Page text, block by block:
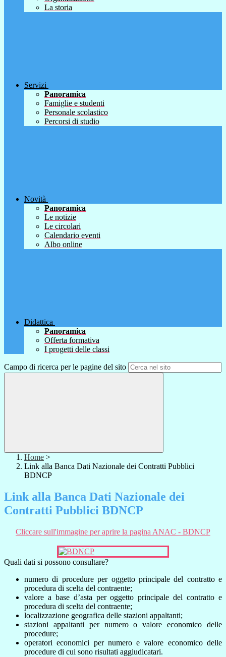
La storia
Servizi
Panoramica
Famiglie e studenti
Personale scolastico
Percorsi di studio
Novità
Panoramica
Le notizie
Le circolari
Calendario eventi
Albo online
Didattica
Panoramica
Offerta formativa
I progetti delle classi
Campo di ricerca per le pagine del sito
Home >
Link alla Banca Dati Nazionale dei Contratti Pubblici
BDNCP
Link alla Banca Dati Nazionale dei
Contratti Pubblici BDNCP
Cliccare sull'immagine per aprire la pagina ANAC - BDNCP
Quali dati si possono consultare?
numero di procedure per oggetto principale del contratto e
procedura di scelta del contraente;
valore a base d’asta per oggetto principale del contratto e
procedura di scelta del contraente;
localizzazione geografica delle stazioni appaltanti;
stazioni appaltanti per numero o valore economico delle
procedure;
operatori economici per numero e valore economico delle
procedure di cui sono risultati aggiudicatari.